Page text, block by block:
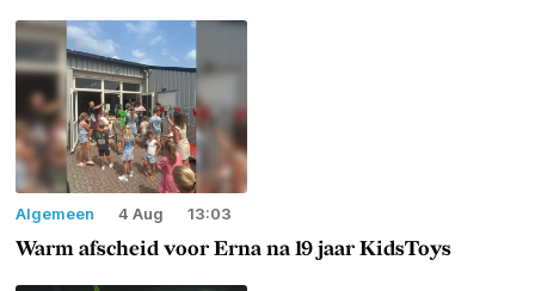
Algemeen 4 Aug 13:03
Warm afscheid voor Erna na 19 jaar KidsToys